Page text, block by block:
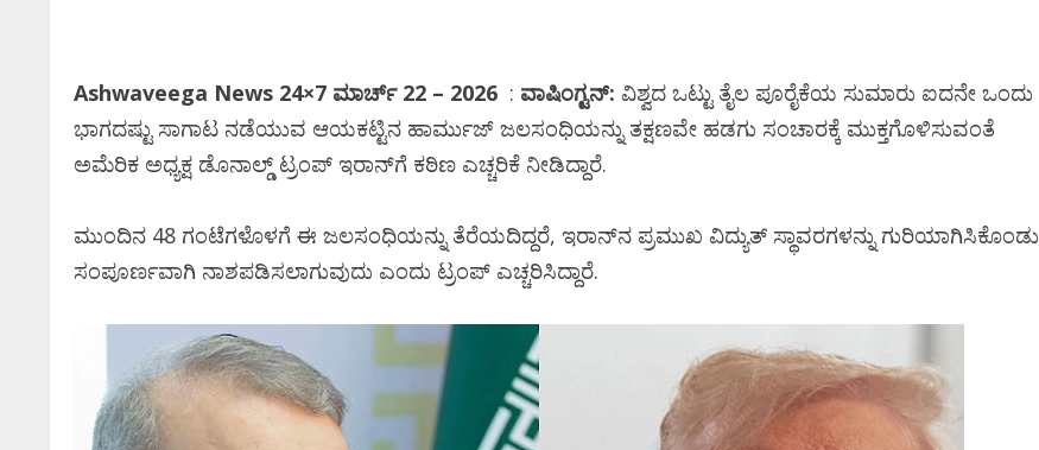
Ashwaveega News 24×7 ಮಾರ್ಚ್‌ 22 – 2026 : ವಾಷಿಂಗ್ಟನ್: ವಿಶ್ವದ ಒಟ್ಟು ತೈಲ ಪೂರೈಕೆಯ ಸುಮಾರು ಐದನೇ ಒಂದು
ಭಾಗದಷ್ಟು ಸಾಗಾಟ ನಡೆಯುವ ಆಯಕಟ್ಟಿನ ಹಾರ್ಮುಜ್ ಜಲಸಂಧಿಯನ್ನು ತಕ್ಷಣವೇ ಹಡಗು ಸಂಚಾರಕ್ಕೆ ಮುಕ್ತಗೊಳಿಸುವಂತೆ
ಅಮೆರಿಕ ಅಧ್ಯಕ್ಷ ಡೊನಾಲ್ಡ್ ಟ್ರಂಪ್ ಇರಾನ್‌ಗೆ ಕಠಿಣ ಎಚ್ಚರಿಕೆ ನೀಡಿದ್ದಾರೆ.
ಮುಂದಿನ 48 ಗಂಟೆಗಳೊಳಗೆ ಈ ಜಲಸಂಧಿಯನ್ನು ತೆರೆಯದಿದ್ದರೆ, ಇರಾನ್‌ನ ಪ್ರಮುಖ ವಿದ್ಯುತ್ ಸ್ಥಾವರಗಳನ್ನು ಗುರಿಯಾಗಿಸಿಕೊಂಡು
ಸಂಪೂರ್ಣವಾಗಿ ನಾಶಪಡಿಸಲಾಗುವುದು ಎಂದು ಟ್ರಂಪ್ ಎಚ್ಚರಿಸಿದ್ದಾರೆ.